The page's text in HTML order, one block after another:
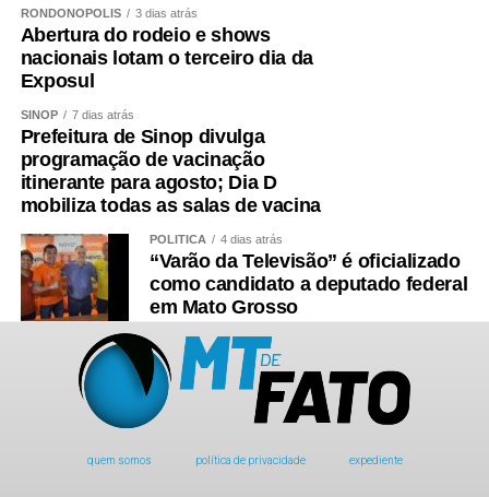
RONDONÓPOLIS 3 dias atrás
Abertura do rodeio e shows
nacionais lotam o terceiro dia da
Exposul
SINOP 7 dias atrás
Prefeitura de Sinop divulga
programação de vacinação
itinerante para agosto; Dia D
mobiliza todas as salas de vacina
POLÍTICA 4 dias atrás
“Varão da Televisão” é oficializado
como candidato a deputado federal
em Mato Grosso
quem somos política de privacidade expediente